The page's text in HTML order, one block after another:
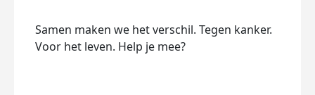
Samen maken we het verschil. Tegen kanker.
Voor het leven. Help je mee?